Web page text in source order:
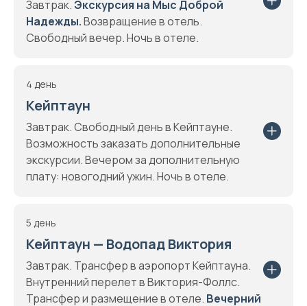
Завтрак.Экскурсия на Мыс Доброй
Надежды.Возвращение в отель.
Свободный вечер. Ночь в отеле.
4 день
Кейптаун
Завтрак. Свободный день в Кейптауне.
Возможность заказать дополнительные
экскурсии. Вечером за дополнительную
плату: новогодний ужин. Ночь в отеле.
5 день
Кейптаун — Водопад Виктория
Завтрак. Трансфер в аэропорт Кейптауна.
Внутренний перелет в Виктория-Фоллс.
Трансфер и размещение в отеле. Вечерний